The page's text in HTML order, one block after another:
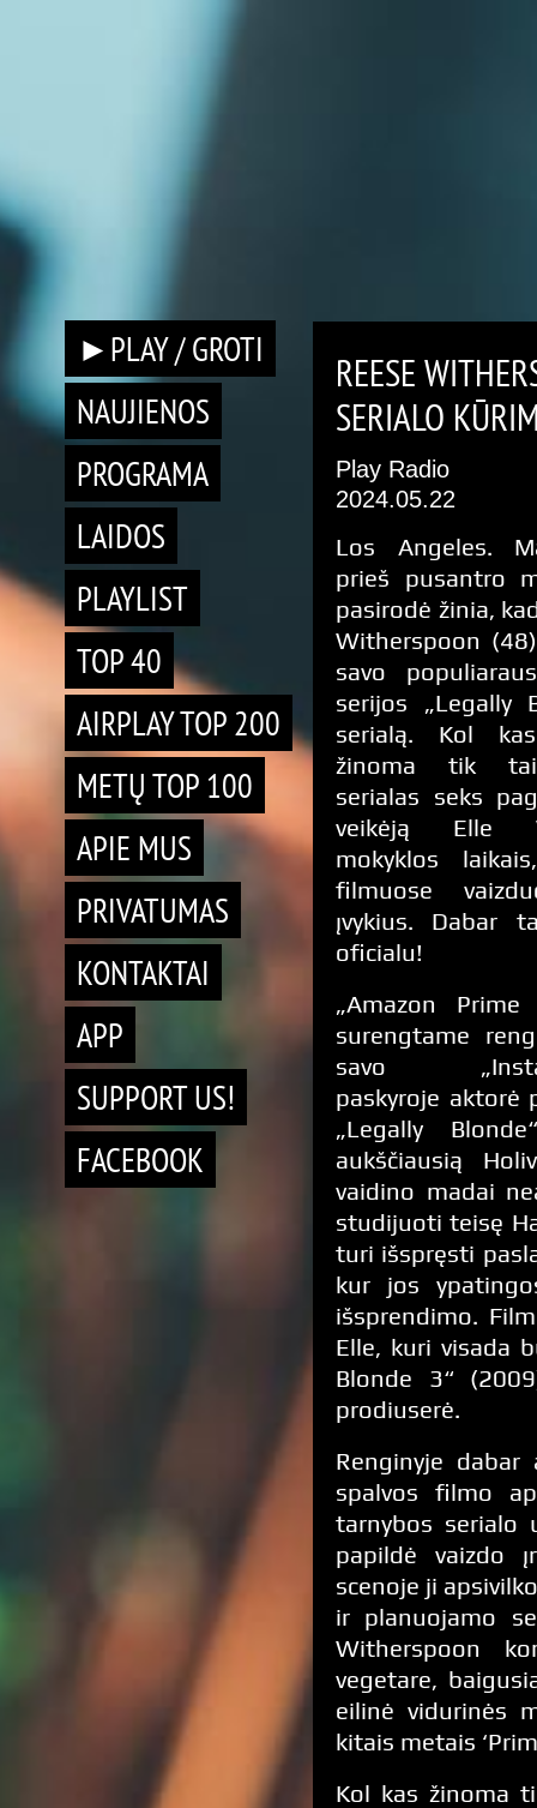
►PLAY / GROTI
NAUJIENOS
PROGRAMA
LAIDOS
PLAYLIST
TOP 40
AIRPLAY TOP 200
METŲ TOP 100
APIE MUS
PRIVATUMAS
KONTAKTAI
APP
SUPPORT US!
FACEBOOK
REESE
SERIALO
Play Radio
2024.05.22
Los Angeles.
prieš pusantro
pasirodė žinia,
Witherspoon
savo
serijos „Legally
serialą. Kol
žinoma tik
serialas seks
veikėją Elle
mokyklos
filmuose
įvykius. Dabar
oficialu!
„Amazon Prime
surengtame
savo
paskyroje aktorė
„Legally
aukščiausią
vaidino madai
studijuoti teisę
turi išspręsti
kur jos
išsprendimo.
Elle, kuri visada
Blonde 3“
prodiuserė.
Renginyje
spalvos filmo
tarnybos serialo
papildė vaizdo
scenoje ji
ir planuojamo
Witherspoon
vegetare,
eilinė vidurinės
kitais metais
Kol kas žinoma